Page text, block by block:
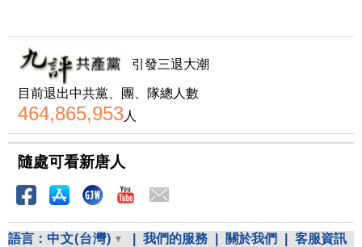
引發三退大潮
目前退出中共黨、團、隊總人數
464,865,953人
隨處可看新唐人
語言： 中文(台灣) 我們的服務 關於我們 客服資訊